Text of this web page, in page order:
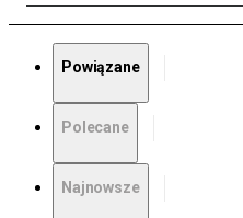
Powiązane
Polecane
Najnowsze